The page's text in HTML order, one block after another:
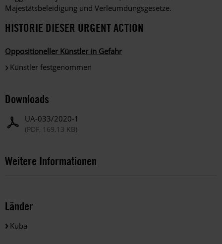
Majestätsbeleidigung und Verleumdungsgesetze.
HISTORIE DIESER URGENT ACTION
Oppositioneller Künstler in Gefahr
Künstler festgenommen
Downloads
UA-033/2020-1
(PDF, 169.13 KB)
Weitere Informationen
Länder
Kuba